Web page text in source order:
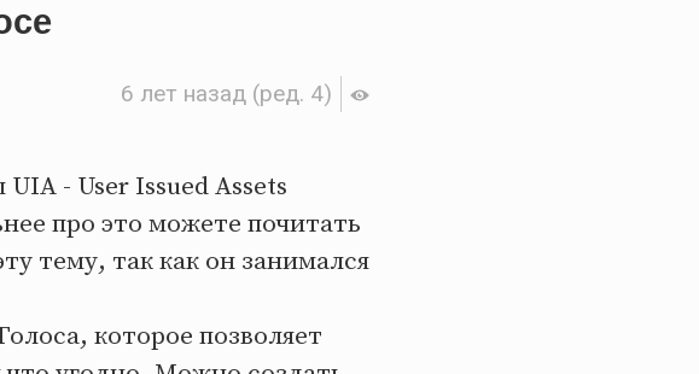
6 лет назад (ред. 4)
- User Issued Assets
про это можете почитать
тему, так как он занимался
которое позволяет